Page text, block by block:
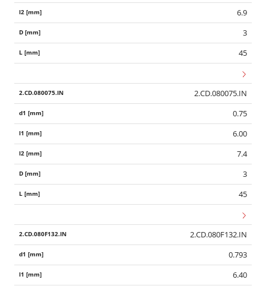
6.9
3
45
2.CD.080075.IN
0.75
6.00
7.4
3
45
2.CD.080F132.IN
0.793
6.40